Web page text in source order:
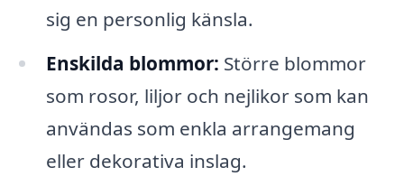
sig en personlig känsla.
Enskilda blommor: Större blommor
som rosor, liljor och nejlikor som kan
användas som enkla arrangemang
eller dekorativa inslag.